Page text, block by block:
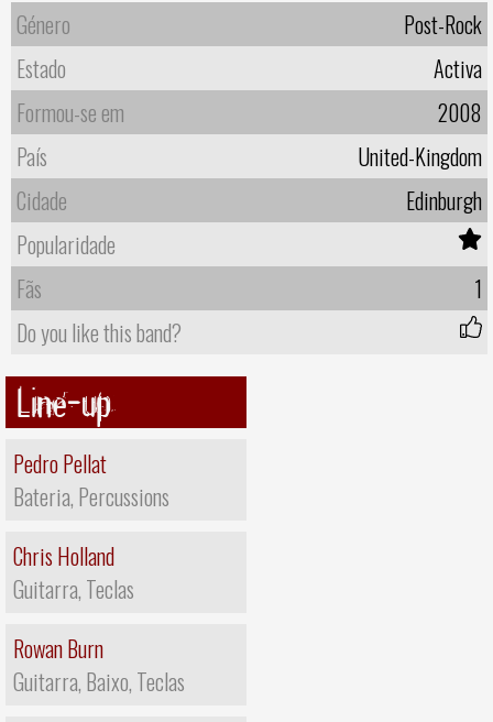
Género
Post-Rock
Estado
Activa
Formou-se em
2008
País
United-Kingdom
Cidade
Edinburgh
Popularidade
Fãs
1
Do you like this band?
Line-up
Pedro Pellat
Bateria, Percussions
Chris Holland
Guitarra, Teclas
Rowan Burn
Guitarra, Baixo, Teclas